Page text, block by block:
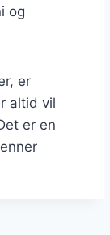
og
er
altid vil
er en